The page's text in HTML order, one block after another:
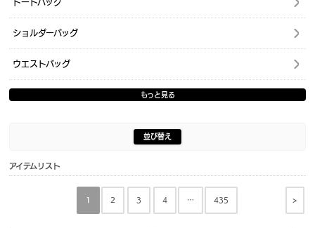
トートバッグ
ショルダーバッグ
ウエストバッグ
もっと見る
並び替え
アイテムリスト
>
1 2 3 4 … 435